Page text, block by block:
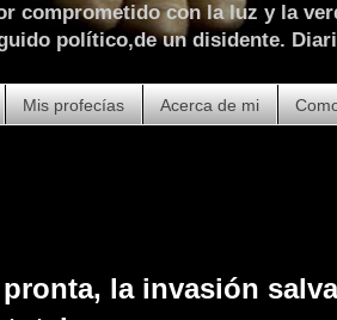
comprometido con la luz y la
político,de un disidente.
Mis profecías Acerca de mi
la invasión